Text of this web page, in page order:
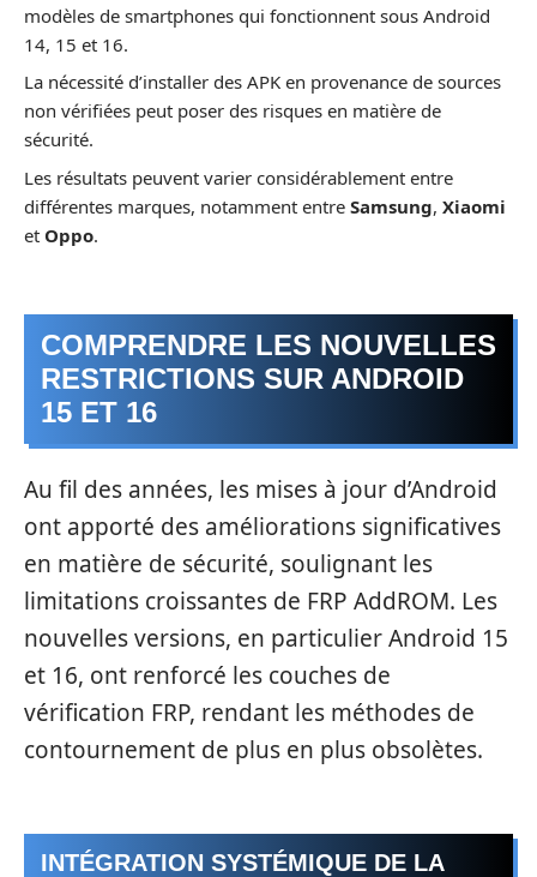
modèles de smartphones qui fonctionnent sous Android
14, 15 et 16.
La nécessité d’installer des APK en provenance de sources
non vérifiées peut poser des risques en matière de
sécurité.
Les résultats peuvent varier considérablement entre
différentes marques, notamment entre Samsung, Xiaomi
et Oppo.
COMPRENDRE LES NOUVELLES
RESTRICTIONS SUR ANDROID
15 ET 16
Au fil des années, les mises à jour d’Android
ont apporté des améliorations significatives
en matière de sécurité, soulignant les
limitations croissantes de FRP AddROM. Les
nouvelles versions, en particulier Android 15
et 16, ont renforcé les couches de
vérification FRP, rendant les méthodes de
contournement de plus en plus obsolètes.
INTÉGRATION SYSTÉMIQUE DE LA